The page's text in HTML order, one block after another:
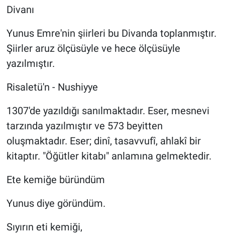
Divanı
Yunus Emre'nin şiirleri bu Divanda toplanmıştır.
Şiirler aruz ölçüsüyle ve hece ölçüsüyle
yazılmıştır.
Risaletü'n - Nushiyye
1307'de yazıldığı sanılmaktadır. Eser, mesnevi
tarzında yazılmıştır ve 573 beyitten
oluşmaktadır. Eser; dinî, tasavvufî, ahlakî bir
kitaptır. "Öğütler kitabı" anlamına gelmektedir.
Ete kemiğe büründüm
Yunus diye göründüm.
Sıyırın eti kemiği,